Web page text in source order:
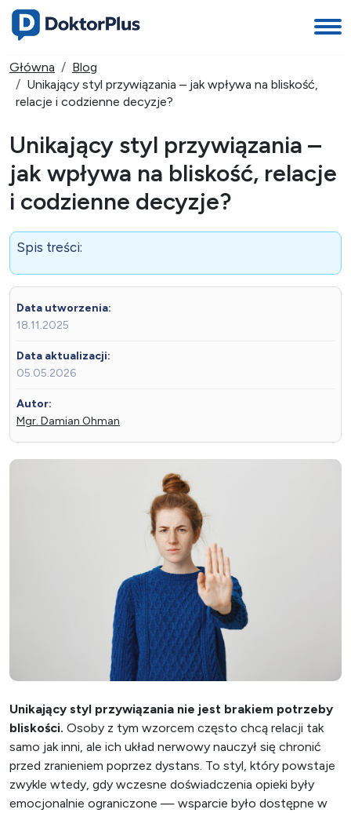
Główna
Blog
Unikający styl przywiązania – jak wpływa na bliskość,
relacje i codzienne decyzje?
Unikający styl przywiązania –
jak wpływa na bliskość, relacje
i codzienne decyzje?
Spis treści:
Data utworzenia:
18.11.2025
Data aktualizacji:
05.05.2026
Autor:
Mgr. Damian Ohman
Unikający styl przywiązania nie jest brakiem potrzeby
bliskości. Osoby z tym wzorcem często chcą relacji tak
samo jak inni, ale ich układ nerwowy nauczył się chronić
przed zranieniem poprzez dystans. To styl, który powstaje
zwykle wtedy, gdy wczesne doświadczenia opieki były
emocjonalnie ograniczone — wsparcie było dostępne w